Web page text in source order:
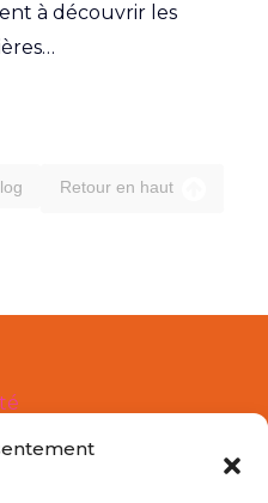
à découvrir les
Retour en haut